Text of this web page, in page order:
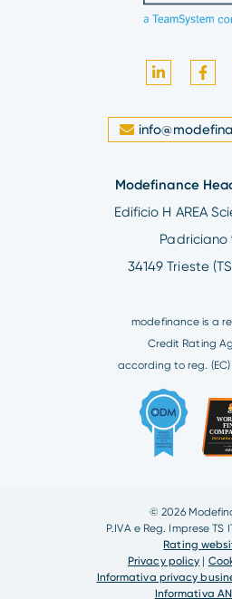
Modefinance
Edificio H AREA
Padriciano
34149 Trieste
modefinance is a
Credit Rating
according to reg.
© 2026
P.IVA e Reg. Imprese TS
Rating
Privacy policy |
Informativa privacy
Informativa